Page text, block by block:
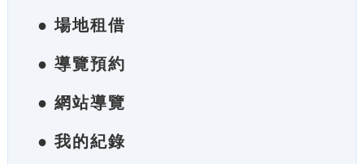
● 場地租借
● 導覽預約
● 網站導覽
● 我的紀錄